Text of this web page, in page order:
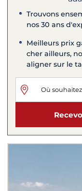
Trouvons
nos 30 ans
Meilleurs prix
cher ailleurs,
aligner sur le